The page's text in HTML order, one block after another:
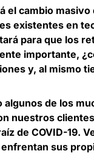
el cambio
existentes en
para que los
importante,
y, al mismo
algunos de los
nuestros
de COVID-19.
sus